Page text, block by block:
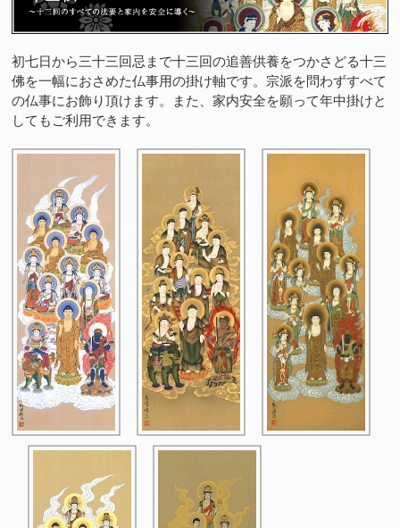
初七日から三十三回忌まで十三回の追善供養をつかさどる十三
佛を一幅におさめた仏事用の掛け軸です。宗派を問わずすべて
の仏事にお飾り頂けます。また、家内安全を願って年中掛けと
してもご利用できます。